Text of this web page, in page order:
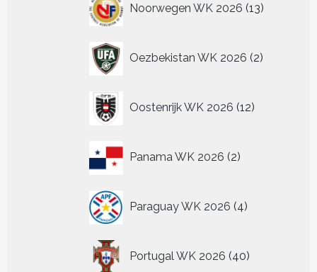
Noorwegen WK 2026 13
producten
Oezbekistan WK 2026 2
producten
Oostenrijk WK 2026 12
producten
Panama WK 2026 2
producten
Paraguay WK 2026 4
producten
Portugal WK 2026 40
producten